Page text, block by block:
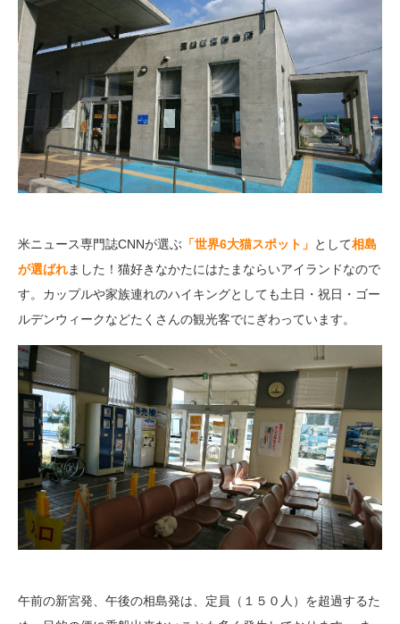
米ニュース専門誌CNNが選ぶ 「世界6大猫スポット」 として相島
が選ばれました！猫好きなかたにはたまならいアイランドなので
す。カップルや家族連れのハイキングとしても土日・祝日・ゴー
ルデンウィークなどたくさんの観光客でにぎわっています。
午前の新宮発、午後の相島発は、定員（１５０人）を超過するた